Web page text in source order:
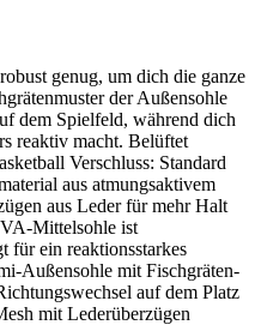
genug, um dich die ganze
der Außensohle
dem Spielfeld, während dich
reaktiv macht. Belüftet
Verschluss: Standard
aus atmungsaktivem
aus Leder für mehr Halt
Mittelsohle ist
für ein reaktionsstarkes
Außensohle mit Fischgräten-
auf dem Platz
mit Lederüberzügen